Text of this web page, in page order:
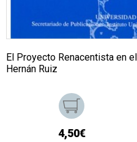
El Proyecto Renacentista en
Hernán Ruiz
4,50€